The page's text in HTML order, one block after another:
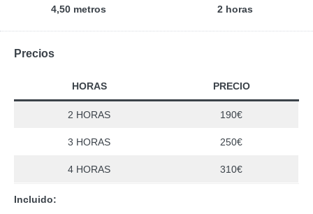
4,50 metros
2 horas
Precios
HORAS PRECIO
2 HORAS 190€
3 HORAS 250€
4 HORAS 310€
Incluido: